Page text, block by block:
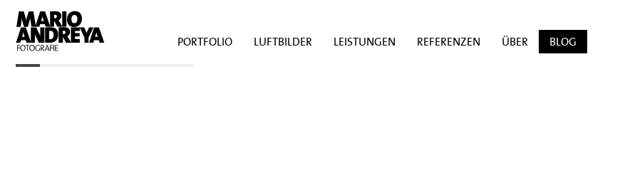
PORTFOLIO LUFTBILDER LEISTUNGEN REFERENZEN ÜBER BLOG